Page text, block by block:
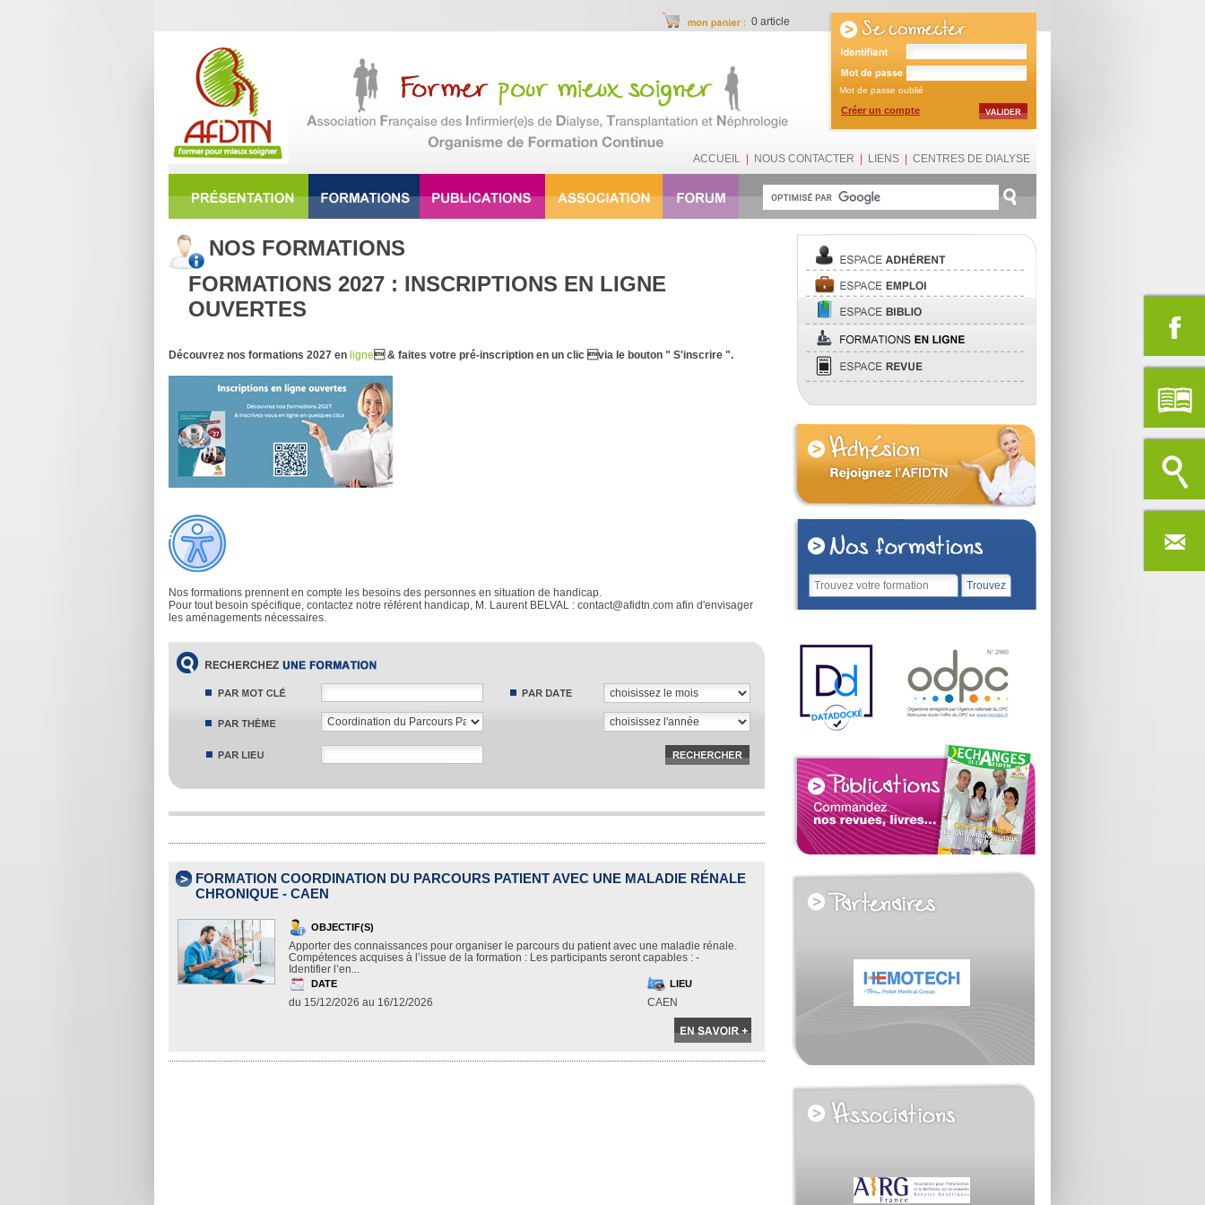
0 article
Mot de passe oublié
Créer un compte
ACCUEIL NOUS CONTACTER LIENS CENTRES DE DIALYSE
NOS FORMATIONS
FORMATIONS 2027 : INSCRIPTIONS EN LIGNE
OUVERTES
Découvrez nos formations 2027 en ligne & faites votre pré-inscription en un clic via le bouton " S'inscrire ".
Nos formations prennent en compte les besoins des personnes en situation de handicap.
Pour tout besoin spécifique, contactez notre référent handicap, M. Laurent BELVAL : contact@afidtn.com afin d'envisager
les aménagements nécessaires.
FORMATION COORDINATION DU PARCOURS PATIENT AVEC UNE MALADIE RÉNALE
CHRONIQUE - CAEN
OBJECTIF(S)
Apporter des connaissances pour organiser le parcours du patient avec une maladie rénale.
Compétences acquises à l’issue de la formation : Les participants seront capables : -
Identifier l’en...
DATE
du 15/12/2026 au 16/12/2026
LIEU
CAEN